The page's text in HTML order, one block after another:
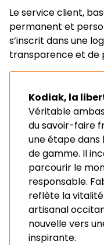
Le service client,
permanent et
s’inscrit dans une
transparence et de
Kodiak, la
Véritable
du savoir-faire
une étape dans
de gamme. Il
parcourir le
responsable.
reflète la
artisanal
nouvelle vers
inspirante.